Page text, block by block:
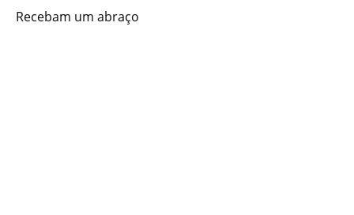
Recebam um abraço